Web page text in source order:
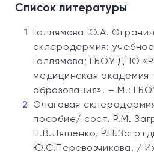
Список литературы
Галлямова Ю.А.
склеродермия:
Галлямова; ГБОУ ДПО
медицинская академия
образования». – М.:
Очаговая
пособие/ сост. Р.М.
Н.В.Ляшенко,
Ю.С.Перевозчикова, /